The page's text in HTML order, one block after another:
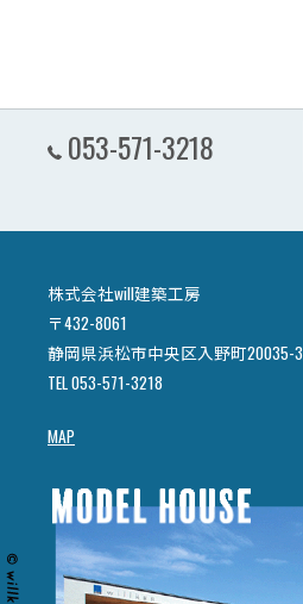
053-571-3218
株式会社will建築工房
〒432-8061
静岡県浜松市中央区入野町20035-3
TEL 053-571-3218
MAP